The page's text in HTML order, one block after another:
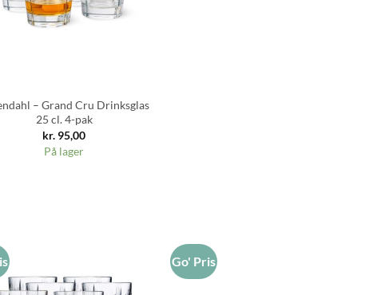
– Grand Cru Drinksglas
25 cl. 4-pak
kr. 95,00
På lager
Go' Pris